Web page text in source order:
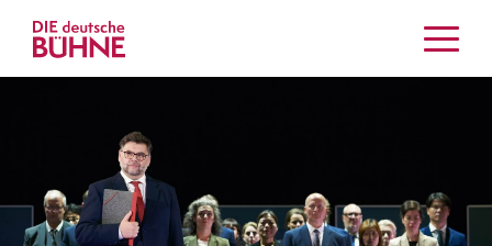
Schauspiel
Musiktheater
Tanz
Crossover